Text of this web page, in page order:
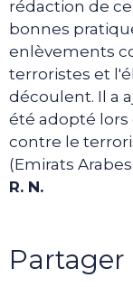
rédaction de
bonnes
enlèvements
terroristes et
découlent. Il a
été adopté lors
contre le
(Emirats
R. N.